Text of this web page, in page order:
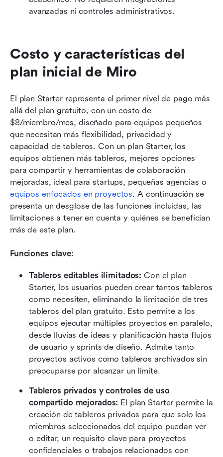
avanzadas ni controles administrativos.
Costo y características del
plan inicial de Miro
El plan Starter representa el primer nivel de pago más
allá del plan gratuito, con un costo de
$8/miembro/mes, diseñado para equipos pequeños
que necesitan más flexibilidad, privacidad y
capacidad de tableros. Con un plan Starter, los
equipos obtienen más tableros, mejores opciones
para compartir y herramientas de colaboración
equipos enfocados en proyectos. A continuación se
presenta un desglose de las funciones incluidas, las
limitaciones a tener en cuenta y quiénes se benefician
más de este plan.
Funciones clave:
Tableros editables ilimitados: Con el plan
Starter, los usuarios pueden crear tantos tableros
como necesiten, eliminando la limitación de tres
tableros del plan gratuito. Esto permite a los
equipos ejecutar múltiples proyectos en paralelo,
desde lluvias de ideas y planificación hasta flujos
de usuario y sprints de diseño. Admite tanto
proyectos activos como tableros archivados sin
preocuparse por alcanzar un límite.
Tableros privados y controles de uso
compartido mejorados: El plan Starter permite la
creación de tableros privados para que solo los
miembros seleccionados del equipo puedan ver
o editar, un requisito clave para proyectos
confidenciales o trabajos relacionados con